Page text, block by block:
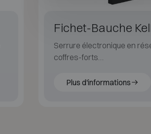
Fichet-Bauche
Serrure électronique en
coffres-forts
systèmes distribués
Plus d'informations